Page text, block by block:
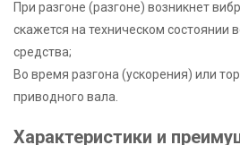
При разгоне (разгоне) возникнет
скажется на техническом состоянии
средства;
Во время разгона (ускорения) или
приводного вала.
Характеристики и